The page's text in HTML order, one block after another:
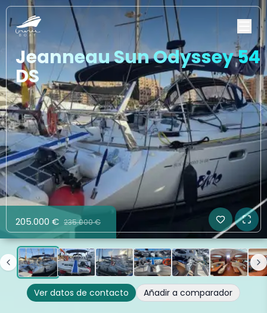
Jeanneau Sun Odyssey 54
DS
205.000 € 235.000 €
Ver datos de contacto Añadir a comparador